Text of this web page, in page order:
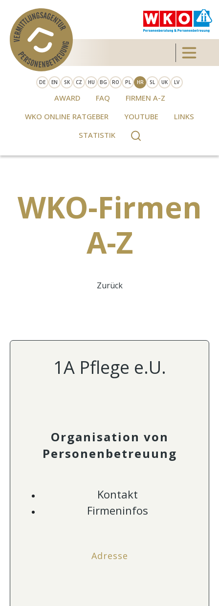
Skip to main content Toggle
DE EN SK CZ HU BG RO PL HR SL UK LV
AWARD FAQ
FIRMEN A-Z
WKO ONLINE RATGEBER
YOUTUBE
LINKS
STATISTIK
WKO-Firmen
A-Z
Zurück
1A Pflege e.U.
Organisation von
Personenbetreuung
Kontakt
Firmeninfos
Adresse